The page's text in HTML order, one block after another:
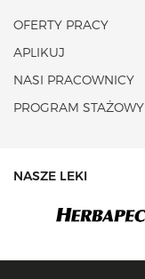
OFERTY PRACY
APLIKUJ
NASI PRACOWNICY
PROGRAM STAŻOWY
NASZE LEKI